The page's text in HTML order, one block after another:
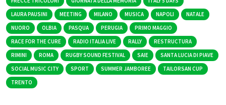
LAURA PAUSINI
MEETING MILANO MUSICA NAPOLI
NATALE
NUORO
OLBIA PASQUA PERUGIA
PRIMO MAGGIO
RACE FOR THE CURE
RADIO ITALIA LIVE RALLY
RESTRUCTURA
RIMINI
ROMA RUGBY SOUND FESTIVAL SAIE
SANTA LUCIA DI PIAVE
SOCIAL MUSIC CITY
SPORT SUMMER JAMBOREE
TAILORSAN CUP
TRENTO